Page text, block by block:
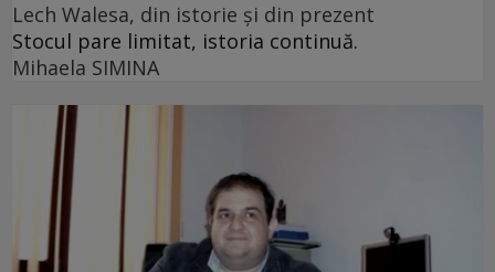
Lech Walesa, din istorie și din prezent
Stocul pare limitat, istoria continuă.
Mihaela SIMINA